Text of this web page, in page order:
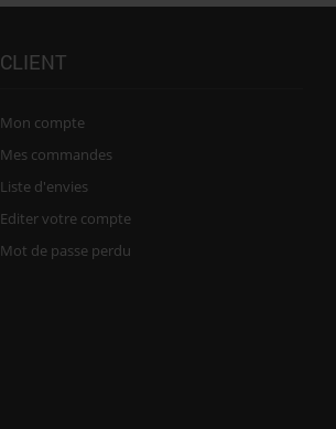
CLIENT
Mon compte
Mes commandes
Liste d'envies
Editer votre compte
Mot de passe perdu